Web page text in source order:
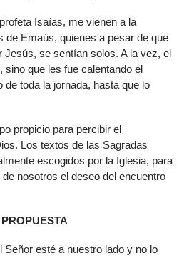
Isaías, me vienen a la
de Emaús, quienes a pesar de que
Jesús, se sentían solos. A la vez, el
sino que les fue calentando el
toda la jornada, hasta que lo
propicio para percibir el
Los textos de las Sagradas
escogidos por la Iglesia, para
nosotros el deseo del encuentro
PROPUESTA
Señor esté a nuestro lado y no lo